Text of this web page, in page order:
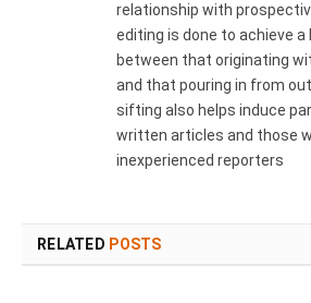
relationship with
editing is done to achieve
between that originating
and that pouring in from
sifting also helps induce
written articles and those
inexperienced reporters
RELATED POSTS